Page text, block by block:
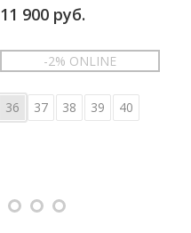
11 900 руб.
-2% ONLINE
36 37 38 39 40